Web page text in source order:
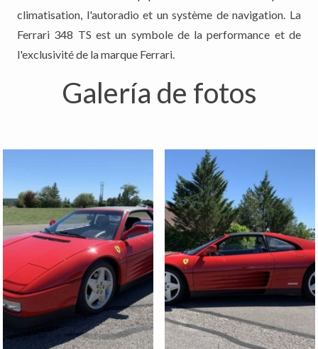
climatisation, l'autoradio et un système de navigation. La
Ferrari 348 TS est un symbole de la performance et de
l'exclusivité de la marque Ferrari.
Galería de fotos